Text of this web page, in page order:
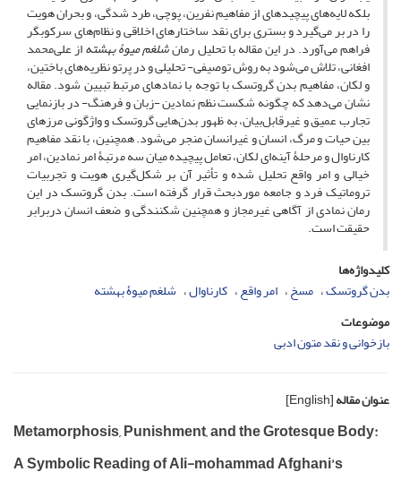
بلکه لایه‌­های پیچیده­ای از مفاهیم نفرین، پوچی، طرد شدگی، و بحران هویت
را در بر می­‌گیرد و بستری برای نقد ساختارهای اخلاقی و نظام­‌های سرکوبگر
فراهم می­‌آورد. در این مقاله با تحلیل رمانشلغم میوۀ بهشتهاز علی‌محمد
افغانی، تلاش می‌شود به روش توصیفی- تحلیلی و در پرتو نظریه­‌های باختین،
و لکان، مفاهیم بدن گروتسک با توجه با نمادهای مرتبط تبیین شود. مقاله
نشان می‌دهد که چگونه شکست نظم نمادین ‌-‌زبان و فرهنگ- در بازنمایی
تجارب عمیق و غیرقابل‌بیان، به ظهور بدن‌هایی گروتسک و واژگونی مرزهای
بین حیات و مرگ، انسان و غیرانسان منجر می‌شود. همچنین، با نقد مفاهیم
کارناوال و مرحلۀ آینه‌ای لکان، تعامل پیچیده میان سه مرتبۀ امر نمادین، امر
خیالی و امر واقع تحلیل شده و تأثیر آن بر شکل‌گیری هویت و تجربیات
تروماتیک فرد و جامعه موردبحث قرار گرفته است. بدن گروتسک در این
رمان نمادی از آگاهی غیرمجاز و همچنین شکنندگی و ضعف انسان دربرابر
حقیقت است.
کلیدواژه‌ها
بدن گروتسک مسخ امر واقع کارناوال شلغم میوۀ بهشته
موضوعات
بازخوانی و نقد متون ادبی
عنوان مقاله[English]
Metamorphosis, Punishment, and the Grotesque Body:
A Symbolic Reading of Ali-mohammad Afghani’s